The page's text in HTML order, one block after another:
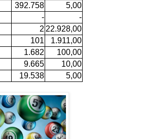
392.758
5,00
-
-
2 22.928,00
101
1.911,00
1.682
100,00
9.665
10,00
19.538 5,00